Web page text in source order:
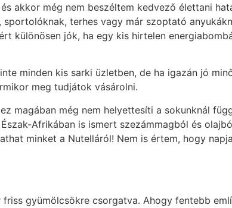
akkor még nem beszéltem kedvező élettani
terhes vagy már szoptató
különösen jók, ha egy kis hirtelen
minden kis sarki üzletben, de ha igazán jó
meg tudjátok vásárolni.
magában még nem helyettesíti a sokunknál
Afrikában is ismert szezámmagból és
minket a Nutelláról! Nem is értem, hogy
gyümölcsökre csorgatva. Ahogy fentebb